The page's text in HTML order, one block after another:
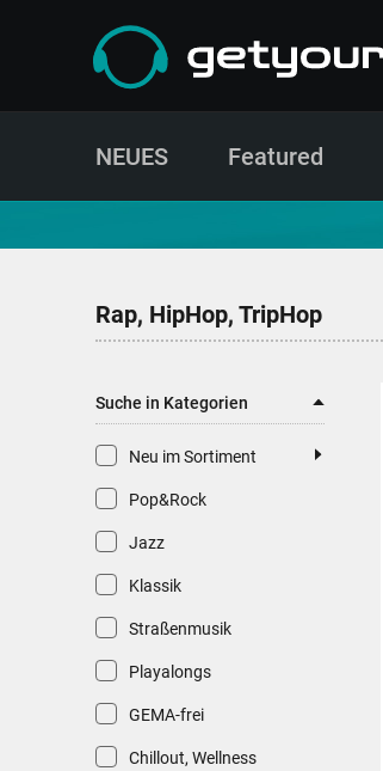
NEUES Featured
Rap, HipHop, TripHop
Suche in Kategorien
Neu im Sortiment
Pop&Rock
Jazz
Klassik
Straßenmusik
Playalongs
GEMA-frei
Chillout, Wellness